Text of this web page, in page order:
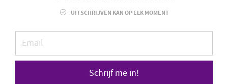
UITSCHRIJVEN KAN OP ELK MOMENT
Schrijf me in!